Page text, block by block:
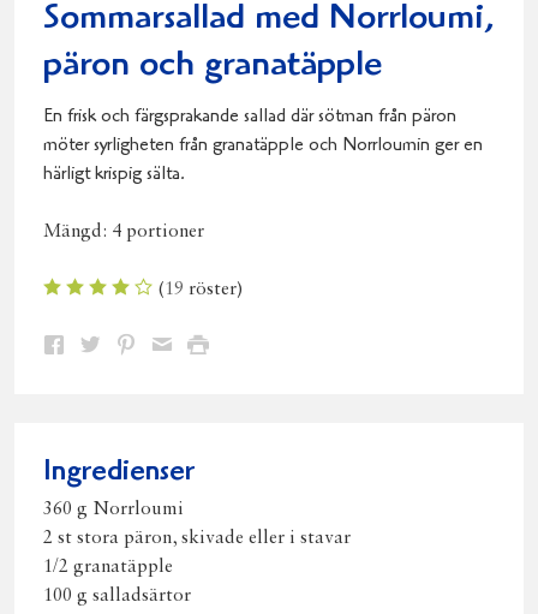
Sommarsallad med Norrloumi,
päron och granatäpple
En frisk och färgsprakande sallad där sötman från päron
möter syrligheten från granatäpple och Norrloumin ger en
härligt krispig sälta.
Mängd: 4 portioner
(19 röster)
Dela Dela Dela DelaSkriv
Ingredienser
360 g Norrloumi
2 st stora päron, skivade eller i stavar
1/2 granatäpple
100 g salladsärtor